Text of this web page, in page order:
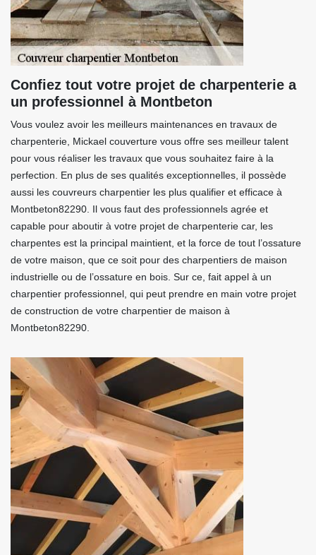
Confiez tout votre projet de charpenterie a
un professionnel à Montbeton
Vous voulez avoir les meilleurs maintenances en travaux de
charpenterie, Mickael couverture vous offre ses meilleur talent
pour vous réaliser les travaux que vous souhaitez faire à la
perfection. En plus de ses qualités exceptionnelles, il possède
aussi les couvreurs charpentier les plus qualifier et efficace à
Montbeton82290. Il vous faut des professionnels agrée et
capable pour aboutir à votre projet de charpenterie car, les
charpentes est la principal maintient, et la force de tout l’ossature
de votre maison, que ce soit pour des charpentiers de maison
industrielle ou de l’ossature en bois. Sur ce, fait appel à un
charpentier professionnel, qui peut prendre en main votre projet
de construction de votre charpentier de maison à
Montbeton82290.